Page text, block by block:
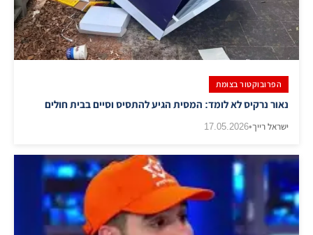
הפרובוקטור בצומת
נאור נרקיס לא לומד: המסית הגיע להתסיס וסיים בבית חולים
ישראל רייך•
17.05.2026